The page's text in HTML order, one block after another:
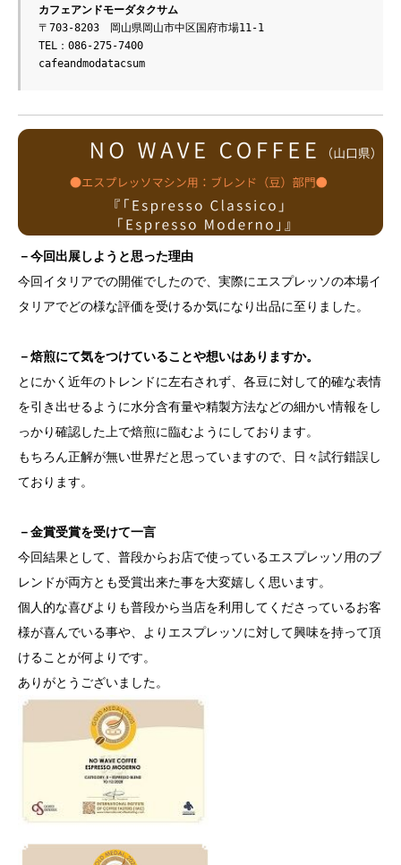
カフェアンドモーダタクサム
〒703-8203　岡山県岡山市中区国府市場11-1
cafeandmodatacsum
－今回出展しようと思った理由
今回イタリアでの開催でしたので、実際にエスプレッソの本場イ
タリアでどの様な評価を受けるか気になり出品に至りました。
－焙煎にて気をつけていることや想いはありますか。
とにかく近年のトレンドに左右されず、各豆に対して的確な表情
を引き出せるように水分含有量や精製方法などの細かい情報をし
っかり確認した上で焙煎に臨むようにしております。
もちろん正解が無い世界だと思っていますので、日々試行錯誤し
ております。
－金賞受賞を受けて一言
今回結果として、普段からお店で使っているエスプレッソ用のブ
レンドが両方とも受賞出来た事を大変嬉しく思います。
個人的な喜びよりも普段から当店を利用してくださっているお客
様が喜んでいる事や、よりエスプレッソに対して興味を持って頂
けることが何よりです。
ありがとうございました。